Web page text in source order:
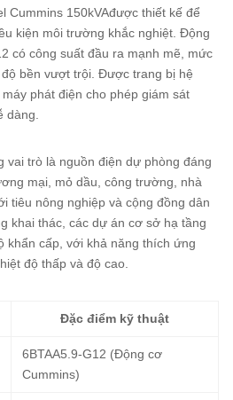
Cummins 150kVAđược thiết kế để
kiện môi trường khắc nghiệt. Động
có công suất đầu ra mạnh mẽ, mức
bền vượt trội. Được trang bị hệ
phát điện cho phép giám sát
dàng.
vai trò là nguồn điện dự phòng đáng
mại, mỏ dầu, công trường, nhà
tiêu nông nghiệp và cộng đồng dân
khai thác, các dự án cơ sở hạ tầng
khẩn cấp, với khả năng thích ứng
độ thấp và độ cao.
Đặc điểm kỹ thuật
6BTAA5.9-G12 (Động cơ
Cummins)